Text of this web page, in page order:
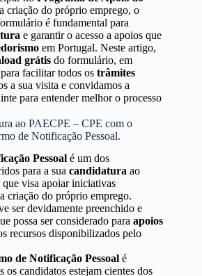
criação do próprio emprego, o
é fundamental para
e garantir o acesso a apoios que
em Portugal. Neste artigo,
grátis do formulário, em
facilitar todos os trâmites
a sua visita e convidamos a
para entender melhor o processo
ao PAECPE – CPE com o
de Notificação Pessoal.
Pessoal é um dos
para a sua candidatura ao
que visa apoiar iniciativas
criação do próprio emprego.
ser devidamente preenchido e
possa ser considerado para apoios
recursos disponibilizados pelo
de Notificação Pessoal é
os candidatos estejam cientes dos